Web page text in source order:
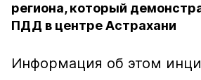
региона, который
ПДД в центре Астрахани
Информация об этом